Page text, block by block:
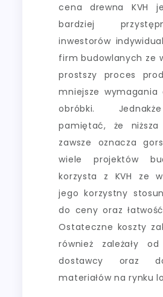
cena drewna KVH
bardziej
inwestorów
firm budowlanych ze
prostszy proces
mniejsze wymagania
obróbki.
pamiętać, że
zawsze oznacza
wiele projektów
korzysta z KVH ze
jego korzystny
do ceny oraz
Ostateczne koszty
również zależały od
dostawcy oraz
materiałów na rynku